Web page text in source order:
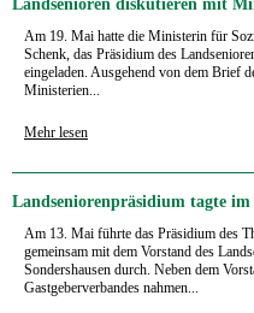
Landsenioren diskutieren mit
Am 19. Mai hatte die Ministerin für
Schenk, das Präsidium des
eingeladen. Ausgehend von dem Brief
Ministerien...
Mehr lesen
Landseniorenpräsidium tagte
Am 13. Mai führte das Präsidium des
gemeinsam mit dem Vorstand des
Sondershausen durch. Neben dem
Gastgeberverbandes nahmen...